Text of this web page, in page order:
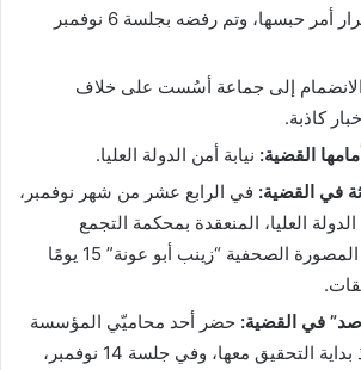
استئناف على قرار أمر حبسها، وتم رفضه بجلسة 6 نوفمبر
الانضمام إلى جماعة أسُست على خلاف
كاذبة.
القضية: نيابة أمن الدولة العليا.
في القضية: في الرابع عشر من شهر نوفمبر،
العليا، المنعقدة بمحكمة التجمع
الخامس، حبس المصورة الصحفية “زينب أبو عونة” 15 يومًا
في القضية: حضر أحد محاميّي المؤسسة
مع الصحفية منذ بداية التحقيق معها، وفي جلسة 14 نوفمبر،